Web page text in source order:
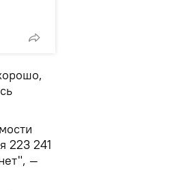
223 241
—